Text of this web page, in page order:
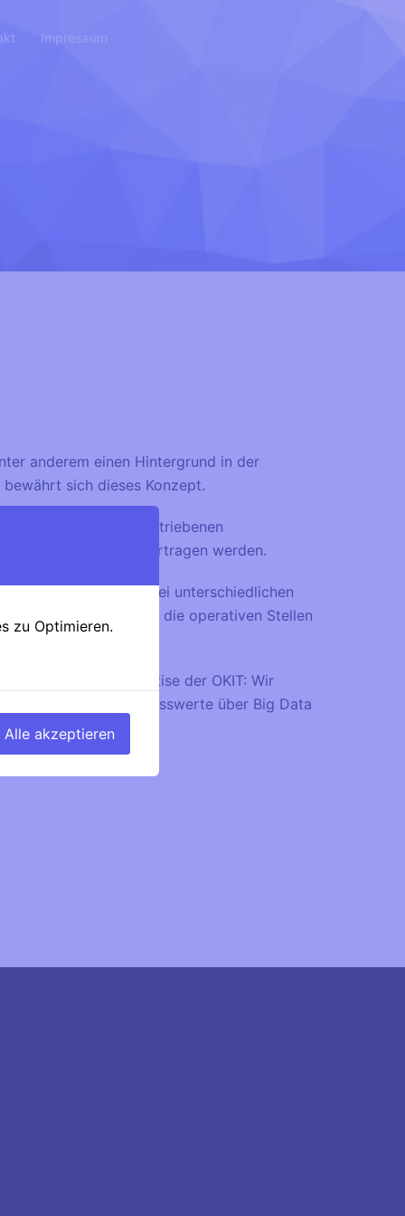
Impressum
anderem einen Hintergrund in der
sich dieses Konzept.
den vom Business getriebenen
in die operative übertragen werden.
Verbindung von zwei unterschiedlichen
Applikation können in die operativen Stellen
Expertise der OKIT: Wir
Dokumente, Messwerte über Big Data
…
zu Optimieren.
Alle akzeptieren